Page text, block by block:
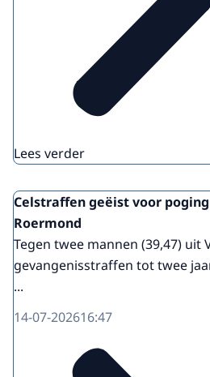
Lees verder
Celstraffen geëist voor
Roermond
Tegen twee mannen (39,47)
gevangenisstraffen tot twee
...
14-07-202616:47